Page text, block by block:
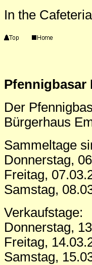
In the
Pfennigbasar
Der
Bürgerhaus
Sammeltage
Donnerstag,
Freitag,
Samstag,
Verkaufstage:
Donnerstag,
Freitag,
Samstag,